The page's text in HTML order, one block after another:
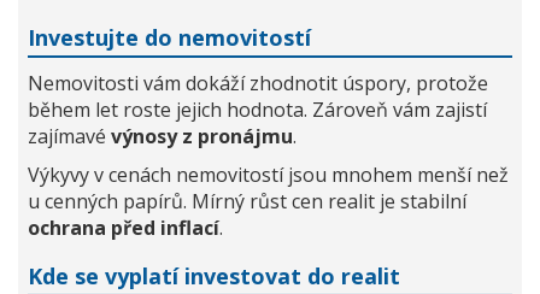
Investujte do nemovitostí
Nemovitosti vám dokáží zhodnotit úspory, protože
během let roste jejich hodnota. Zároveň vám zajistí
zajímavé výnosy z pronájmu.
Výkyvy v cenách nemovitostí jsou mnohem menší než
u cenných papírů. Mírný růst cen realit je stabilní
ochrana před inflací.
Kde se vyplatí investovat do realit